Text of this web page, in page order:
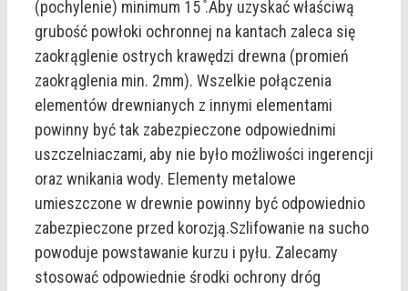
(pochylenie) minimum 15 ̊.Aby uzyskać właściwą
grubość powłoki ochronnej na kantach zaleca się
zaokrąglenie ostrych krawędzi drewna (promień
zaokrąglenia min. 2mm). Wszelkie połączenia
elementów drewnianych z innymi elementami
powinny być tak zabezpieczone odpowiednimi
uszczelniaczami, aby nie było możliwości ingerencji
oraz wnikania wody. Elementy metalowe
umieszczone w drewnie powinny być odpowiednio
zabezpieczone przed korozją.Szlifowanie na sucho
powoduje powstawanie kurzu i pyłu. Zalecamy
stosować odpowiednie środki ochrony dróg